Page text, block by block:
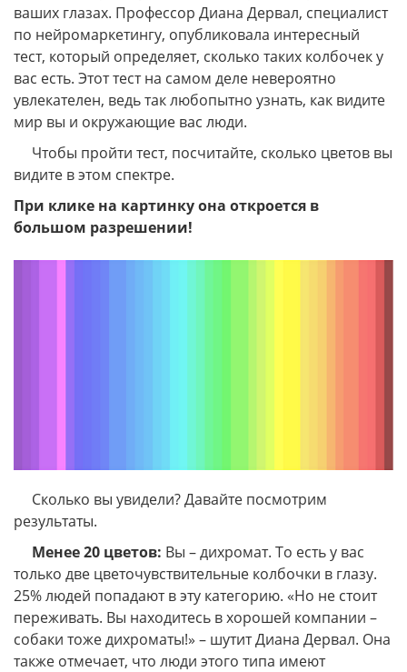
ваших глазах. Профессор Диана Дервал, специалист
по нейромаркетингу, опубликовала интересный
тест, который определяет, сколько таких колбочек у
вас есть. Этот тест на самом деле невероятно
увлекателен, ведь так любопытно узнать, как видите
мир вы и окружающие вас люди.
Чтобы пройти тест, посчитайте, сколько цветов вы
видите в этом спектре.
При клике на картинку она откроется в
большом разрешении!
Сколько вы увидели? Давайте посмотрим
результаты.
Менее 20 цветов: Вы – дихромат. То есть у вас
только две цветочувствительные колбочки в глазу.
25% людей попадают в эту категорию. «Но не стоит
переживать. Вы находитесь в хорошей компании –
собаки тоже дихроматы!» – шутит Диана Дервал. Она
также отмечает, что люди этого типа имеют